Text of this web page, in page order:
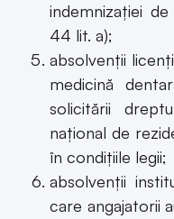
indemnizaţiei
44 lit. a);
absolvenţii
medicină
solicitării
naţional de
în condiţiile legii;
absolvenţii
care angajatorii